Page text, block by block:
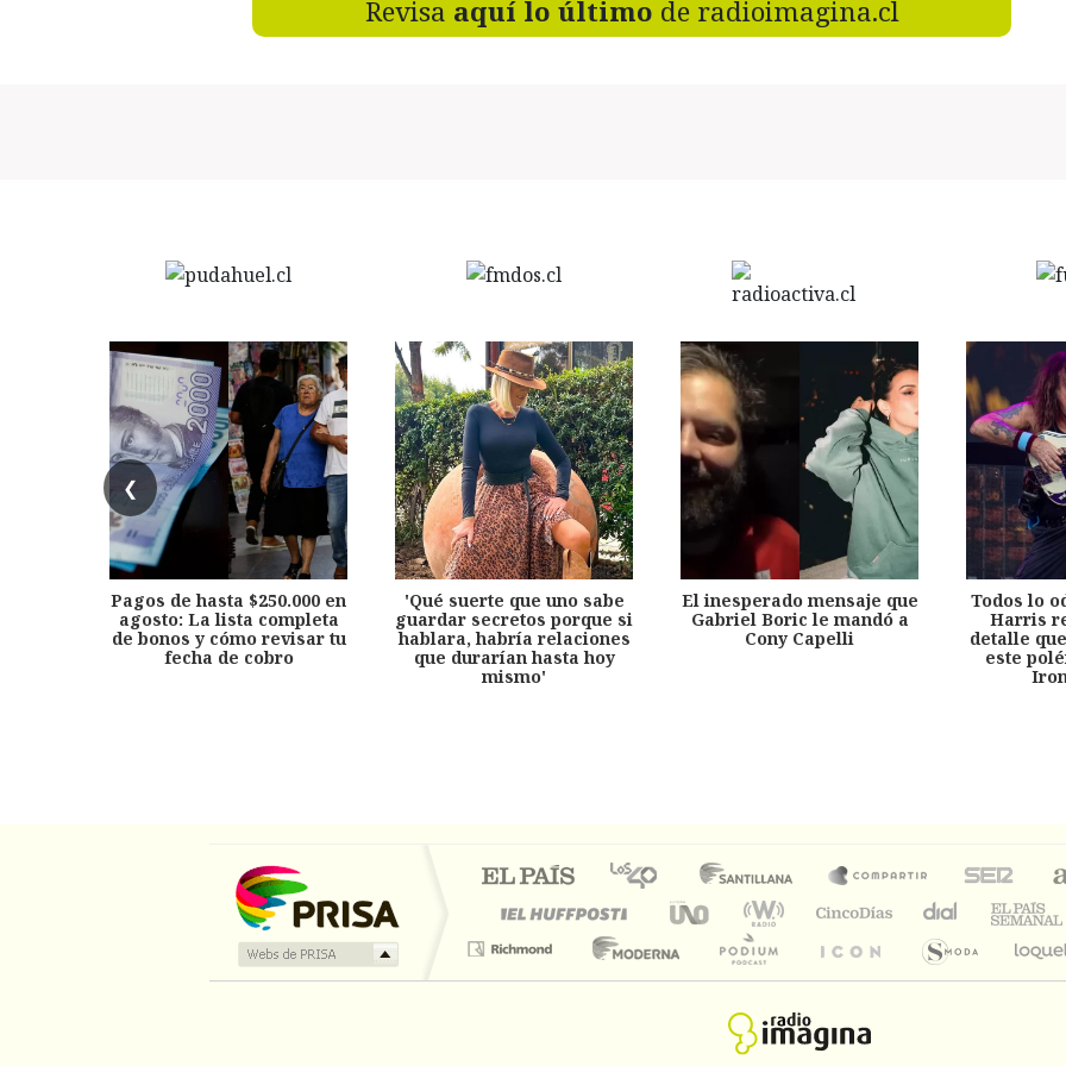
Revisa aquí lo último de radioimagina.cl
❮
Pagos de hasta $250.000 en
agosto: La lista completa
de bonos y cómo revisar tu
fecha de cobro
'Qué suerte que uno sabe
guardar secretos porque si
hablara, habría relaciones
que durarían hasta hoy
mismo'
El inesperado mensaje que
Gabriel Boric le mandó a
Cony Capelli
Todos lo
Harris
detalle
este